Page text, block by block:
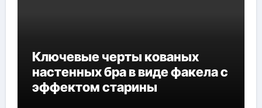
Ключевые черты кованых
настенных бра в виде факела с
эффектом старины